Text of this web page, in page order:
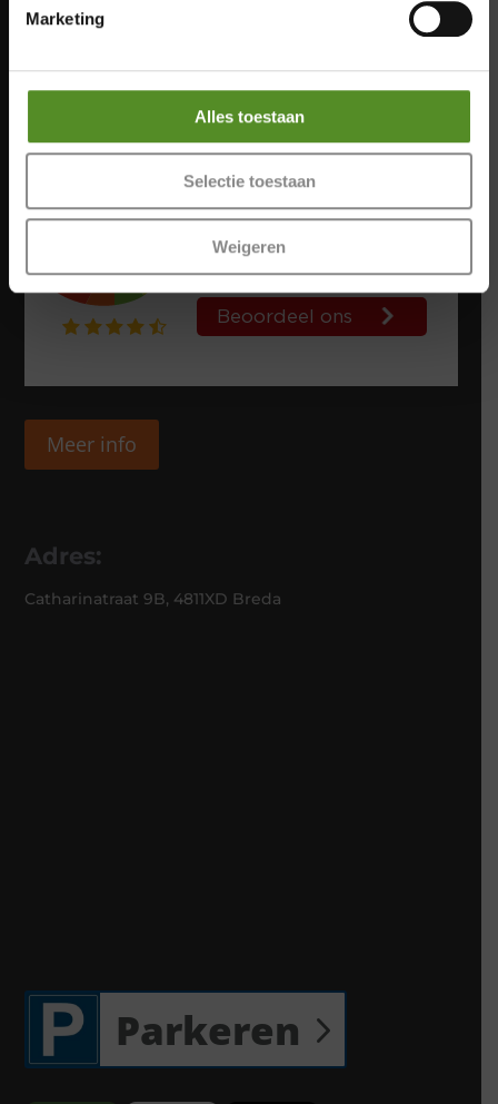
Marketing
Alles toestaan
Selectie toestaan
Weigeren
Vrijdag: 12:00 – 17:00
Zondag: 12:00 – 17:00
Meer info
Adres:
Catharinatraat 9B, 4811XD Breda
Parkeren
Zaterdag 12:00 – 17:00